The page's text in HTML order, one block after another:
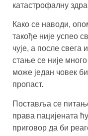
катастрофалну
Како се наводи,
такође није успео
чује, а после
стање се није
може један човек
пропаст.
Поставља се
права пацијената
приговор да би